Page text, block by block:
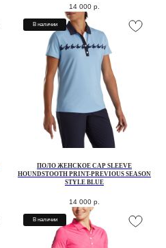
14 000 р.
В наличии
ПОЛО ЖЕНСКОЕ CAP SLEEVE
HOUNDSTOOTH PRINT-PREVIOUS SEASON
STYLE BLUE
14 000 р.
В наличии